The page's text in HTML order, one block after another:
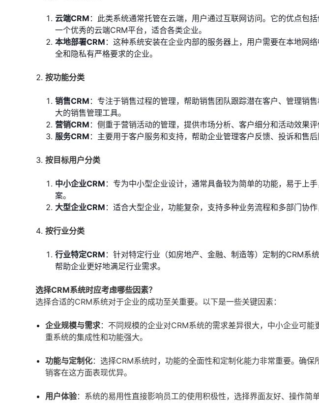
云端CRM ：此类系统通常托管在云端，用户通过互联网访问。它的优点包
一个优秀的云端CRM平台，适合各类企业。
本地部署CRM ：这种系统安装在企业内部的服务器上，用户需要在本地网
全和隐私有严格要求的企业。
按功能分类
销售CRM ：专注于销售过程的管理，帮助销售团队跟踪潜在客户、管理销
大的销售管理工具。
营销CRM ：侧重于营销活动的管理，提供市场分析、客户细分和活动效果
服务CRM ：主要用于客户服务和支持，帮助企业管理客户反馈、投诉和售后
按目标用户分类
中小企业CRM ：专为中小型企业设计，通常具备较为简单的功能，易于上
案。
大型企业CRM ：适合大型企业，功能复杂，支持多种业务流程和多部门协作
按行业分类
行业特定CRM ：针对特定行业（如房地产、金融、制造等）定制的CRM系
帮助企业更好地满足行业需求。
选择CRM系统时应考虑哪些因素？
选择合适的CRM系统对于企业的成功至关重要。以下是一些关键因素：
企业规模与需求：不同规模的企业对CRM系统的需求差异很大，中小企业可
重系统的集成性和功能强大。
功能与定制化：选择CRM系统时，功能的全面性和定制化能力非常重要。确
销客在这方面表现优异。
用户体验：系统的易用性直接影响员工的使用积极性，选择界面友好、操作简